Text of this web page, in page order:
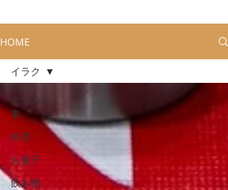
HOME
全ての記
事
料理
お菓子
飲み物
イラク